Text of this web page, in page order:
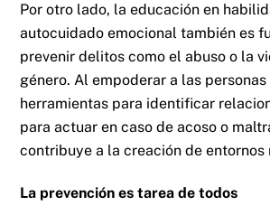
Por otro lado, la educación en
autocuidado emocional también es
prevenir delitos como el abuso o la
género. Al empoderar a las personas
herramientas para identificar
para actuar en caso de acoso o
contribuye a la creación de entornos
La prevención es tarea de todos